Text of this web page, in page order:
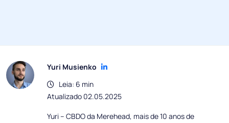
Yuri Musienko
Leia: 6 min
Atualizado 02.05.2025
Yuri – CBDO da Merehead, mais de 10 anos de